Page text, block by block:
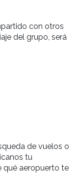
con otros
del grupo, será
de vuelos o
tu
qué aeropuerto te